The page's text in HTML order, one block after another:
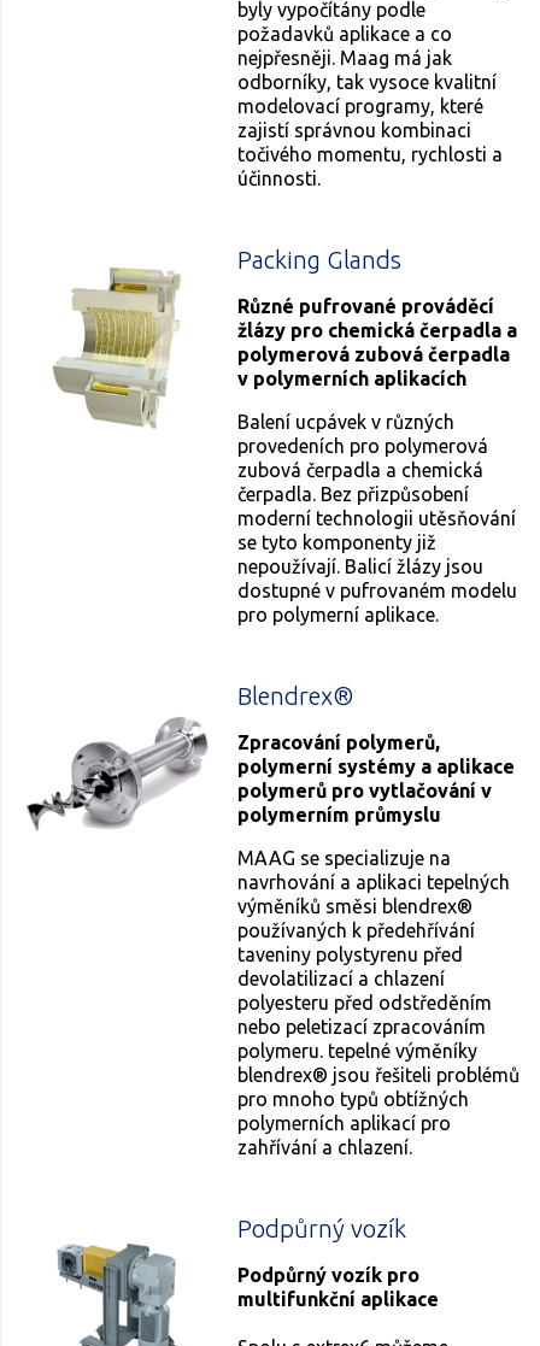
byly vypočítány podle
požadavků aplikace a co
nejpřesněji. Maag má jak
odborníky, tak vysoce kvalitní
modelovací programy, které
zajistí správnou kombinaci
točivého momentu, rychlosti a
účinnosti.
Packing Glands
Různé pufrované prováděcí
žlázy pro chemická čerpadla a
polymerová zubová čerpadla
v polymerních aplikacích
Balení ucpávek v různých
provedeních pro polymerová
zubová čerpadla a chemická
čerpadla. Bez přizpůsobení
moderní technologii utěsňování
se tyto komponenty již
nepoužívají. Balicí žlázy jsou
dostupné v pufrovaném modelu
pro polymerní aplikace.
Blendrex®
Zpracování polymerů,
polymerní systémy a aplikace
polymerů pro vytlačování v
polymerním průmyslu
MAAG se specializuje na
navrhování a aplikaci tepelných
výměníků směsi blendrex®
používaných k předehřívání
taveniny polystyrenu před
devolatilizací a chlazení
polyesteru před odstředěním
nebo peletizací zpracováním
polymeru. tepelné výměníky
blendrex® jsou řešiteli problémů
pro mnoho typů obtížných
polymerních aplikací pro
zahřívání a chlazení.
Podpůrný vozík
Podpůrný vozík pro
multifunkční aplikace